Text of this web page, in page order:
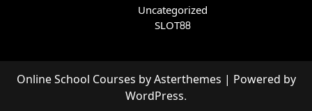
Uncategorized
SLOT88
Online School Courses byAsterthemes | Powered by
WordPress.